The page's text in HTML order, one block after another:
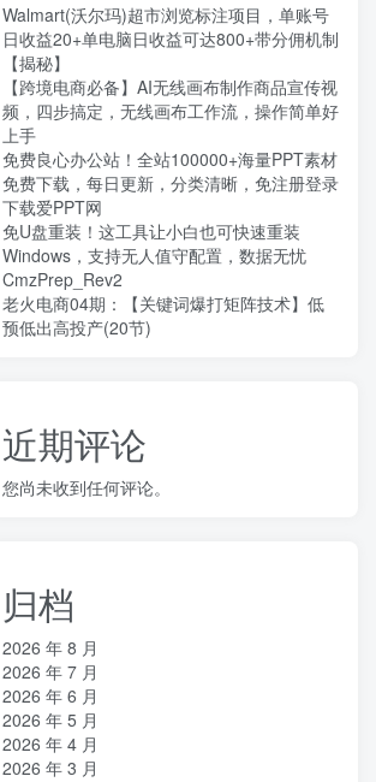
Walmart(沃尔玛)超市浏览标注项目，单账号
日收益20+单电脑日收益可达800+带分佣机制
【揭秘】
【跨境电商必备】AI无线画布制作商品宣传视
频，四步搞定，无线画布工作流，操作简单好
上手
免费良心办公站！全站100000+海量PPT素材
免费下载，每日更新，分类清晰，免注册登录
下载爱PPT网
免U盘重装！这工具让小白也可快速重装
Windows，支持无人值守配置，数据无忧
CmzPrep_Rev2
老火电商04期：【关键词爆打矩阵技术】低
预低出高投产(20节)
近期评论
您尚未收到任何评论。
归档
2026 年 8 月
2026 年 7 月
2026 年 6 月
2026 年 5 月
2026 年 4 月
2026 年 3 月